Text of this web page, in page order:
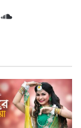
SoundCloud